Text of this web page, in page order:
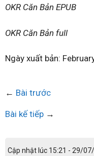
OKR Căn Bản EPUB
OKR Căn Bản full
Ngày xuất bản:
← Bài trước
Bài kế tiếp →
Cập nhật lúc 15:21 - 29/